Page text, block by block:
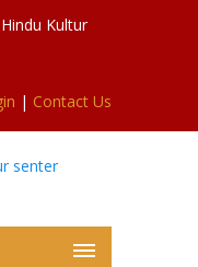
Kultur
| Contact Us